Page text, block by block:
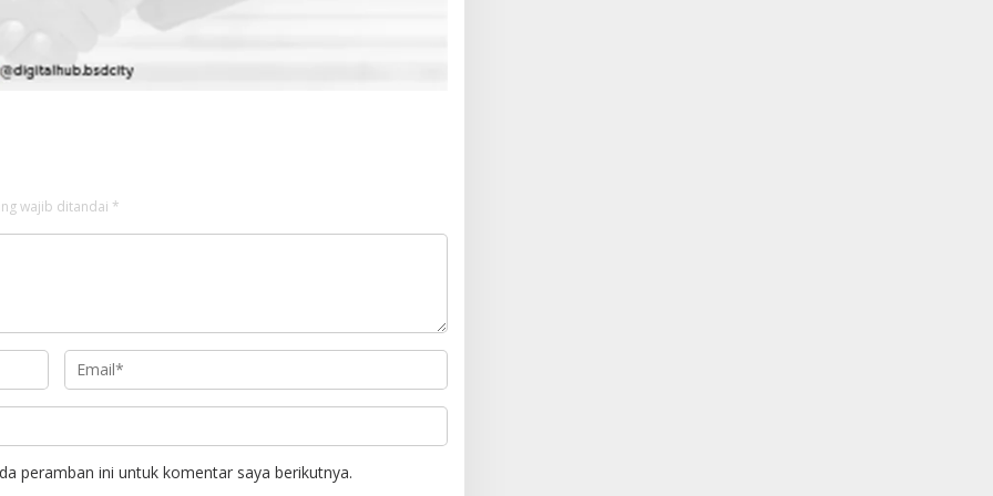
wajib ditandai *
peramban ini untuk komentar saya berikutnya.